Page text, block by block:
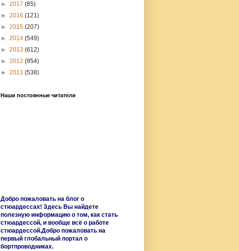
► 2017 (85)
► 2016 (121)
► 2015 (207)
► 2014 (549)
► 2013 (612)
► 2012 (954)
► 2011 (538)
Наши постоянные читатели
Добро пожаловать на блог о
стюардессах! Здесь Вы найдете
полезную информацию о том, как стать
стюардессой, и вообще всё о работе
стюардессой.Добро пожаловать на
первый глобальный портал о
бортпроводниках.